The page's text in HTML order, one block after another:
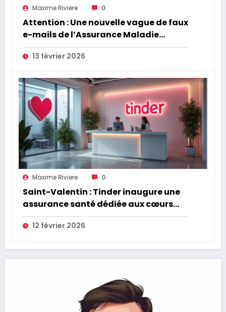
Maxime Riviere 0
Attention : Une nouvelle vague de faux
e-mails de l’Assurance Maladie
menace la couverture de vos frais de
santé
13 février 2026
Maxime Riviere 0
Saint-Valentin : Tinder inaugure une
assurance santé dédiée aux cœurs
brisés
12 février 2026